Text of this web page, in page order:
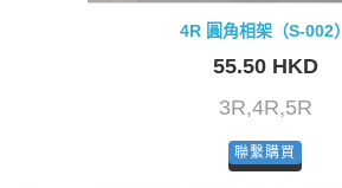
4R 圓角相架（S-002）
55.50 HKD
3R,4R,5R
聯繫購買